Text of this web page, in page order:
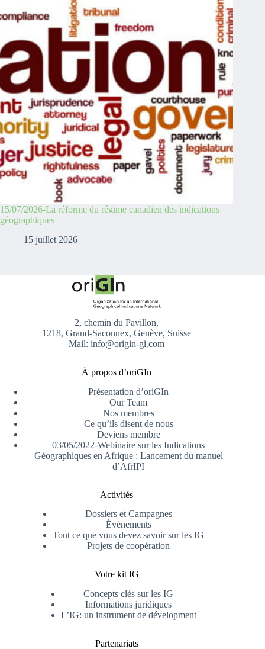
15/07/2026-La réforme du régime canadien des indications
géographiques
15 juillet 2026
2, chemin du Pavillon,
1218, Grand-Saconnex, Genève, Suisse
Mail: info@origin-gi.com
À propos d’oriGIn
Présentation d’oriGIn
Our Team
Nos membres
Ce qu’ils disent de nous
Deviens membre
03/05/2022-Webinaire sur les Indications
Géographiques en Afrique : Lancement du manuel
d’AfrIPI
Activités
Dossiers et Campagnes
Événements
Tout ce que vous devez savoir sur les IG
Projets de coopération
Votre kit IG
Concepts clés sur les IG
Informations juridiques
L’IG: un instrument de dévelopment
Partenariats